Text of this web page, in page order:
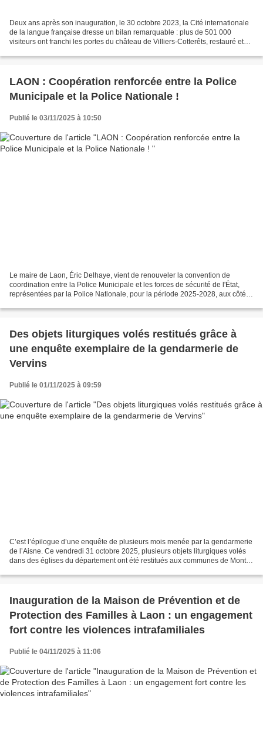
Deux ans après son inauguration, le 30 octobre 2023, la Cité internationale
de la langue française dresse un bilan remarquable : plus de 501 000
visiteurs ont franchi les portes du château de Villiers-Cotterêts, restauré et
LAON : Coopération renforcée entre la Police
Municipale et la Police Nationale !
Publié le 03/11/2025 à 10:50
Le maire de Laon, Éric Delhaye, vient de renouveler la convention de
coordination entre la Police Municipale et les forces de sécurité de l'État,
représentées par la Police Nationale, pour la période 2025-2028, aux côtés
Des objets liturgiques volés restitués grâce à
une enquête exemplaire de la gendarmerie de
Vervins
Publié le 01/11/2025 à 09:59
C’est l’épilogue d’une enquête de plusieurs mois menée par la gendarmerie
de l’Aisne. Ce vendredi 31 octobre 2025, plusieurs objets liturgiques volés
dans des églises du département ont été restitués aux communes de Mont-
Inauguration de la Maison de Prévention et de
Protection des Familles à Laon : un engagement
fort contre les violences intrafamiliales
Publié le 04/11/2025 à 11:06